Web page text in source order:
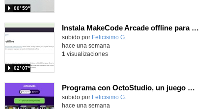
00′ 59″
Instala MakeCode Arcade offline para programar grandes juegos sin necesidad de Internet
Contenido educativo.
subido por Felicisimo G.
02′ 07″
hace una semana
1 visualizaciones
Programa con OctoStudio, un juego de disparos contra Zombies con un cargador basado en el House of the dead
Contenido educativo.
subido por Felicisimo G.
hace una semana